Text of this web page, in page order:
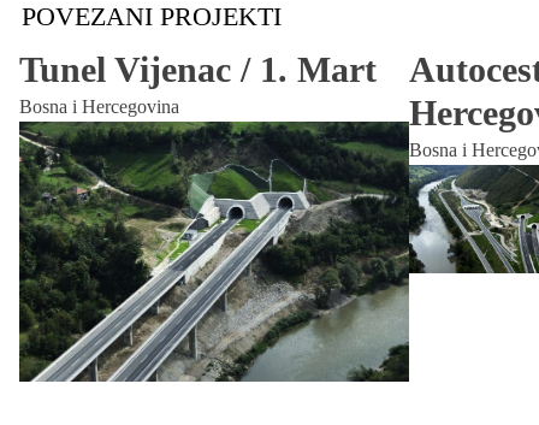
POVEZANI PROJEKTI
Tunel Vijenac / 1. Mart
Bosna i Hercegovina
Bosna i